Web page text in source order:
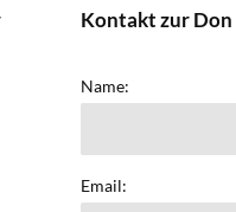
Kontakt zur Don
Name:
Email: